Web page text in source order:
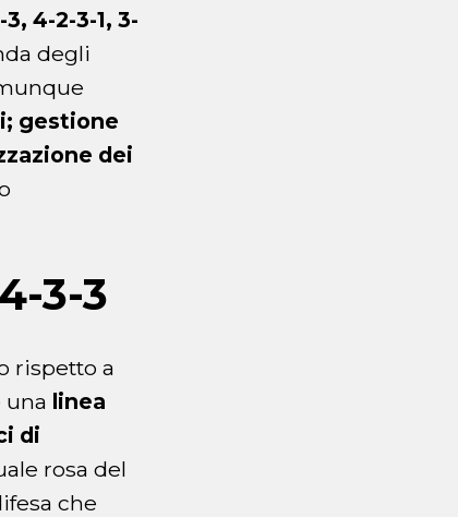
4-2-3-1, 3-
degli
gestione
dei
3-3
rispetto a
una linea
di
rosa del
che